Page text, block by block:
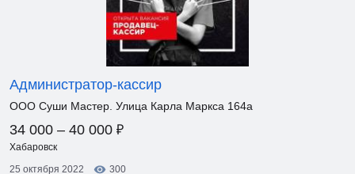
Администратор-кассир
ООО Суши Мастер. Улица Карла Маркса 164а
34 000 – 40 000 ₽
Хабаровск
25 октября 2022
300